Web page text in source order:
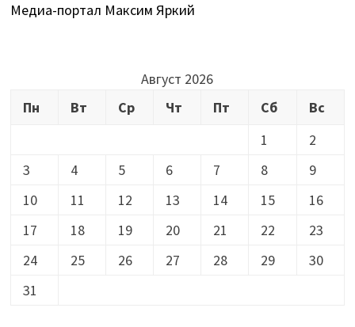
Медиа-портал Максим Яркий
Август 2026
Пн
Вт Ср Чт Пт Сб
Вс
1
2
3
4 5 6 7 8
9
10
11 12 13 14 15
16
17
18 19 20 21 22
23
24
25 26 27 28 29
30
31